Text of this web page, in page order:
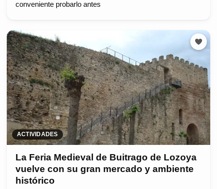
conveniente probarlo antes
ACTIVIDADES
La Feria Medieval de Buitrago de Lozoya
vuelve con su gran mercado y ambiente
histórico